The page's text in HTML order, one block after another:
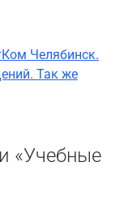
Челябинск.
Так же
«Учебные